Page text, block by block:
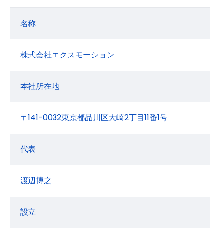
名称
株式会社エクスモーション
本社所在地
〒141-0032東京都品川区大崎2丁目11番1号
代表
渡辺博之
設立